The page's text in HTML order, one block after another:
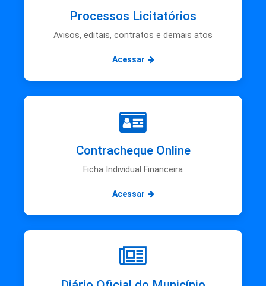
Processos Licitatórios
Avisos, editais, contratos e demais atos
Acessar
Contracheque Online
Ficha Individual Financeira
Acessar